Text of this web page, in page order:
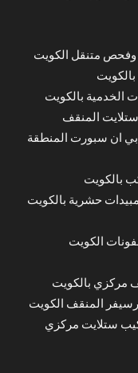
وفحص متنقل الكويت
الخدمية بالكويت
ان سبورت المنطقة
بالكويت
حشرية بالكويت
الكويت
مركزي بالكويت
المنقف الكويت
ستلايت مركزي